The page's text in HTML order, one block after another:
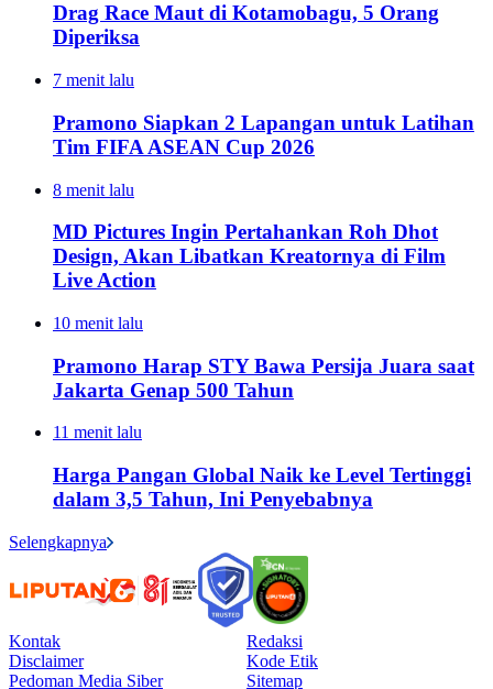
Drag Race Maut di Kotamobagu, 5 Orang
Diperiksa
7 menit lalu
Pramono Siapkan 2 Lapangan untuk Latihan
Tim FIFA ASEAN Cup 2026
8 menit lalu
MD Pictures Ingin Pertahankan Roh Dhot
Design, Akan Libatkan Kreatornya di Film
Live Action
10 menit lalu
Pramono Harap STY Bawa Persija Juara saat
Jakarta Genap 500 Tahun
11 menit lalu
Harga Pangan Global Naik ke Level Tertinggi
dalam 3,5 Tahun, Ini Penyebabnya
Selengkapnya
Kontak
Redaksi
Disclaimer
Kode Etik
Pedoman Media Siber
Sitemap